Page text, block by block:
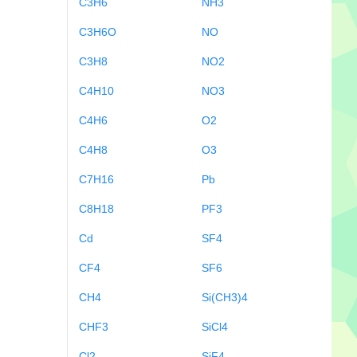
C3H6O
C3H8
C4H10
C4H6
C4H8
C7H16
C8H18
Cd
CF4
CH4
CHF3
NO
NO2
NO3
O2
O3
Pb
PF3
SF4
SF6
Si(CH3)4
SiCl4